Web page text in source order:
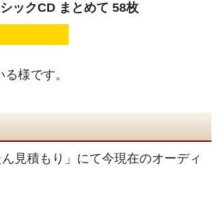
ックCD まとめて 58枚
様です。
見積もり」にて今現在のオーディ